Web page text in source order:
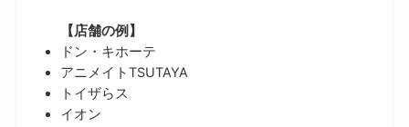
【店舗の例】
ドン・キホーテ
アニメイトTSUTAYA
トイザらス
イオン